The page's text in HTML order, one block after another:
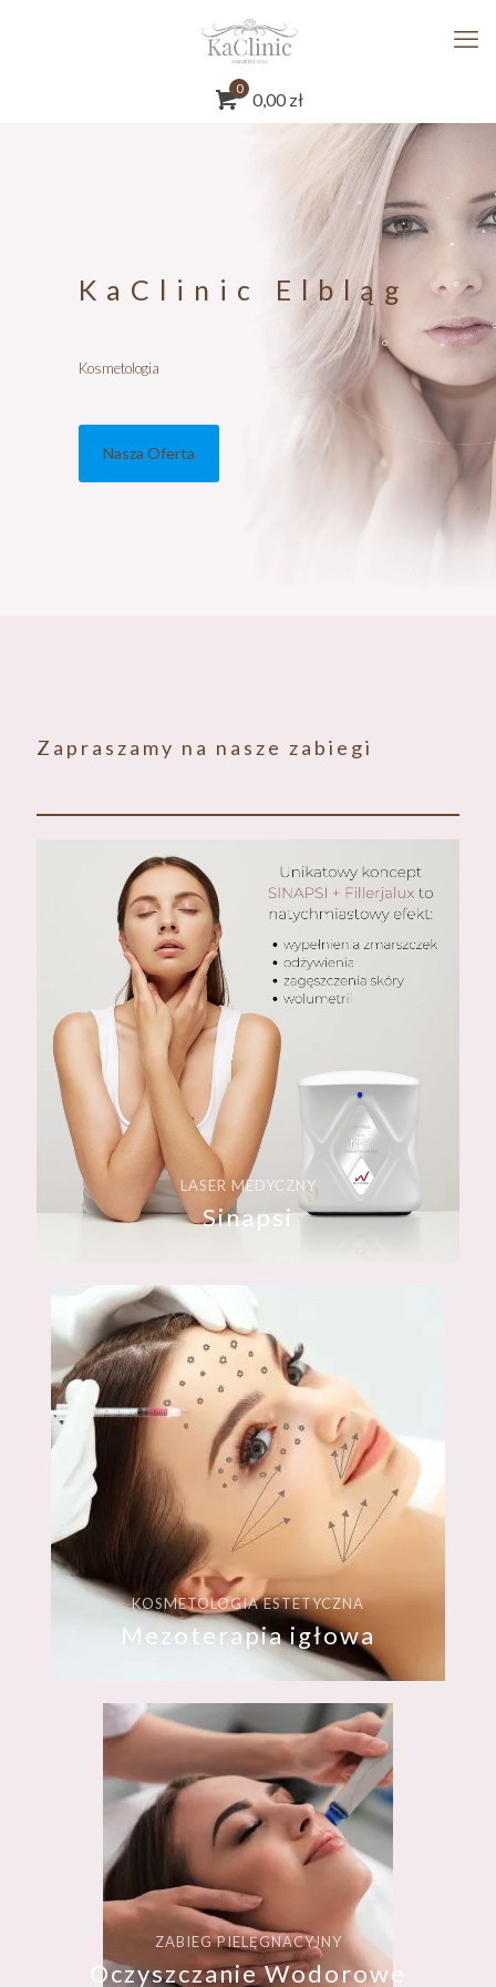
0
0,00 zł
KaClinic Elbląg
Kosmetologia
Nasza Oferta
Zapraszamy na nasze zabiegi
LASER MEDYCZNY
Sinapsi
KOSMETOLOGIA ESTETYCZNA
Mezoterapia igłowa
ZABIEG PIELĘGNACYJNY
Oczyszczanie Wodorowe